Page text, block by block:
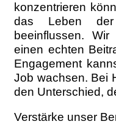
konzentrieren
das Leben
beeinflussen.
einen echten
Engagement
Job wachsen. Bei
den Unterschied,
Verstärke unser